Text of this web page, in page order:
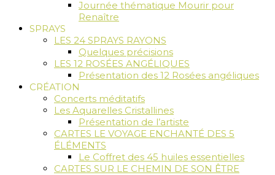
Journée thématique Mourir pour
Renaître
SPRAYS
LES 24 SPRAYS RAYONS
Quelques précisions
LES 12 ROSÉES ANGÉLIQUES
Présentation des 12 Rosées angéliques
CRÉATION
Concerts méditatifs
Les Aquarelles Cristallines
Présentation de l’artiste
CARTES LE VOYAGE ENCHANTÉ DES 5
ÉLÉMENTS
Le Coffret des 45 huiles essentielles
CARTES SUR LE CHEMIN DE SON ÊTRE